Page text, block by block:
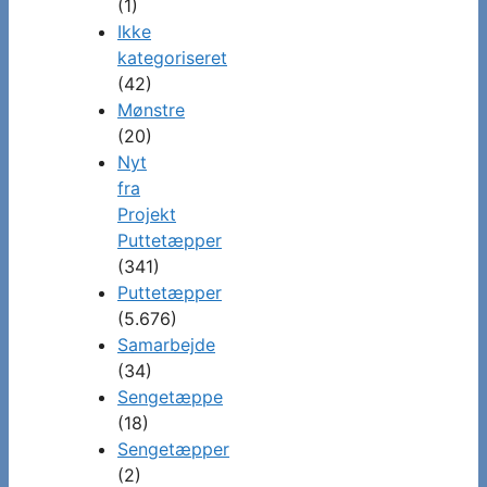
(1)
Ikke
kategoriseret
(42)
Mønstre
(20)
Nyt
fra
Projekt
Puttetæpper
(341)
Puttetæpper
(5.676)
Samarbejde
(34)
Sengetæppe
(18)
Sengetæpper
(2)